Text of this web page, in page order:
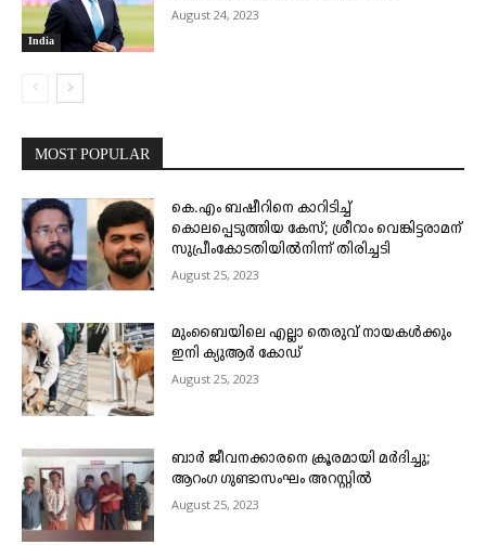
India
August 24, 2023
MOST POPULAR
കെ.എം ബഷീറിനെ കാറിടിച്ച്
കൊലപ്പെടുത്തിയ കേസ്; ശ്രീറാം വെങ്കിട്ടരാമന്
സുപ്രീംകോടതിയിൽനിന്ന് തിരിച്ചടി
August 25, 2023
മുംബൈയിലെ എല്ലാ തെരുവ് നായകൾക്കും
ഇനി ക്യുആർ കോഡ്
August 25, 2023
ബാർ ജീവനക്കാരനെ ക്രൂരമായി മർദിച്ചു;
ആറംഗ ഗുണ്ടാസംഘം അറസ്റ്റിൽ
August 25, 2023